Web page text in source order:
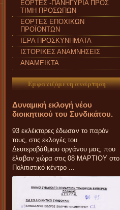
ΕΟΡΤΕΣ -ΠΑΝΗΓΥΡΙΑ ΠΡΟΣ
ΤΙΜΗ ΠΡΟΣΩΠΩΝ
ΕΟΡΤΕΣ ΕΠΟΧΙΚΩΝ
ΠΡΟΪΟΝΤΩΝ
ΙΕΡΑ ΠΡΟΣΚΥΝΗΜΑΤΑ
ΙΣΤΟΡΙΚΕΣ ΑΝΑΜΝΗΣΕΙΣ
ΑΝΑΜΕΙΚΤΑ
Εμφανιζόμενη ανάρτηση
Δυναμική εκλογή νέου
διοικητικού του Συνδικάτου.
93 εκλέκτορες έδωσαν το παρόν
τους, στις εκλογές του
Δευτεροβάθμιου οργάνου μας, που
έλαβαν χώρα στις 08 ΜΑΡΤΙΟΥ στο
Πολιτιστικό κέντρο ...